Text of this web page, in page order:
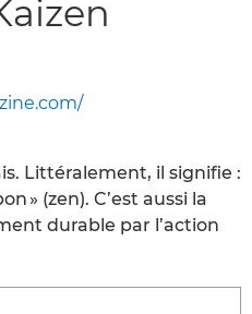
Littéralement, il signifie :
» (zen). C’est aussi la
durable par l’action